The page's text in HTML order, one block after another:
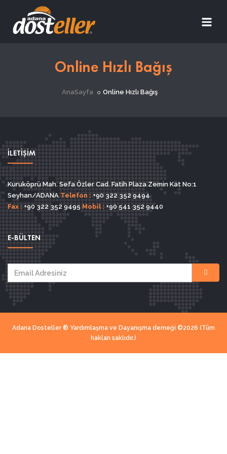
Online Hızlı Bağış
AnaSayfa Online Hızlı Bağış
İLETİŞİM
Kuruköprü Mah. Sefa Özler Cad. Fatih Plaza Zemin Kat No:1
Seyhan/ADANA Telefon : +90 322 352 9494
Fax : +90 322 352 9495 Mobil : +90 541 352 9440
E-BÜLTEN
Adana Dosteller ® Yardımlaşma ve Dayanışma derneği ©2026 (Tüm
hakları saklıdır.)